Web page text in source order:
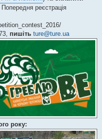
Попередня реєстрація
пишіть ture@ture.ua
року: